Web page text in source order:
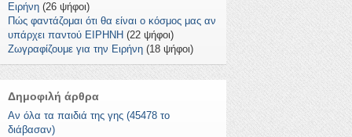
Ειρήνη (26 ψήφοι)
Πώς φαντάζομαι ότι θα είναι ο κόσμος μας αν
υπάρχει παντού ΕΙΡΗΝΗ (22 ψήφοι)
Ζωγραφίζουμε για την Ειρήνη (18 ψήφοι)
Δημοφιλή άρθρα
Αν όλα τα παιδιά της γης (45478 το
διάβασαν)